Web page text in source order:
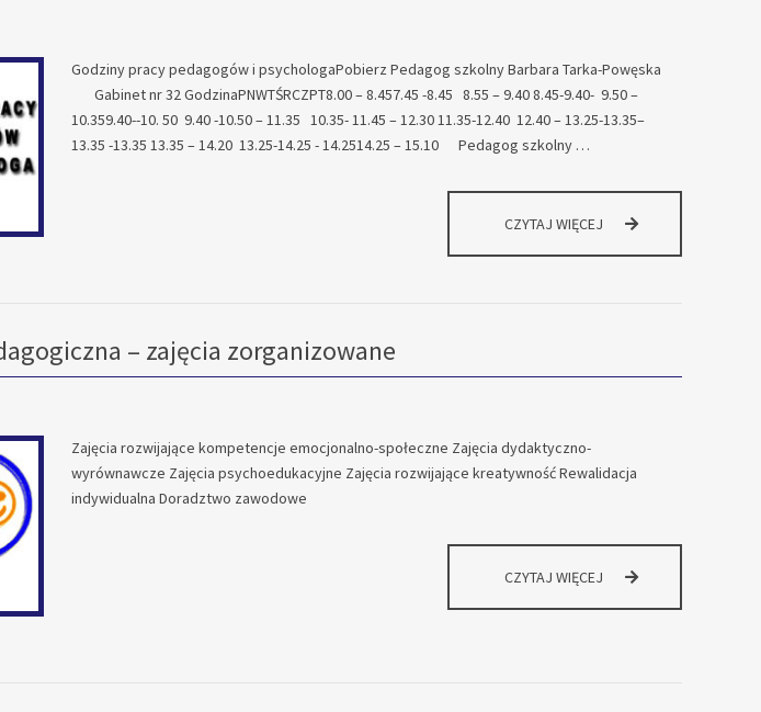
Godziny pracy pedagogów i psychologaPobierz Pedagog szkolny Barbara Tarka-Powęska
Gabinet nr 32 GodzinaPNWTŚRCZPT8.00 – 8.457.45 -8.45 8.55 – 9.40 8.45-9.40- 9.50 –
10.359.40--10. 50 9.40 -10.50 – 11.35 10.35- 11.45 – 12.30 11.35-12.40 12.40 – 13.25-13.35–
13.35 -13.35 13.35 – 14.20 13.25-14.25 - 14.2514.25 – 15.10 Pedagog szkolny …
CZYTAJ WIĘCEJ GODZINY
– zajęcia zorganizowane
Zajęcia rozwijające kompetencje emocjonalno-społeczne Zajęcia dydaktyczno-
wyrównawcze Zajęcia psychoedukacyjne Zajęcia rozwijające kreatywność Rewalidacja
indywidualna Doradztwo zawodowe
CZYTAJ WIĘCEJ POMOC